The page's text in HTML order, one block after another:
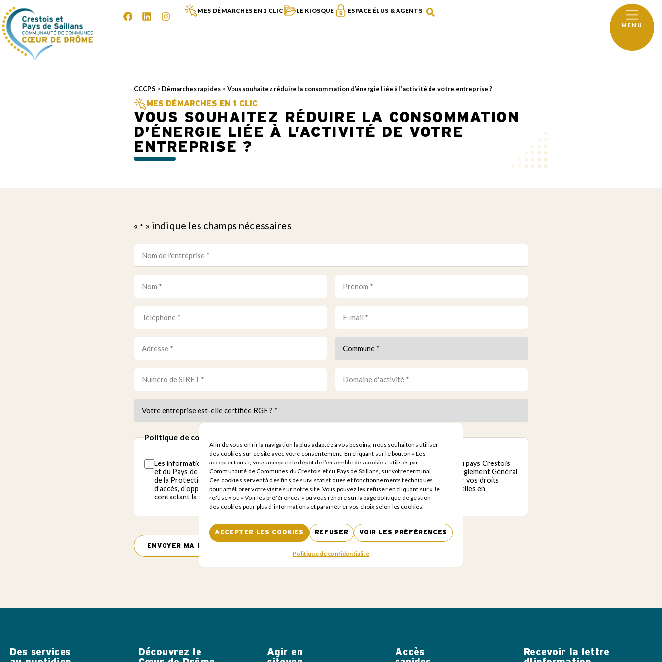
Afin de vous offrir la navigation la plus adaptée à vos besoins, nous souhaitons utiliser
des cookies sur ce site avec votre consentement. En cliquant sur le bouton « Les
accepter tous », vous acceptez le dépôt de l’ensemble des cookies, utilisés par
Communauté de Communes du Crestois et du Pays de Saillans, sur votre terminal.
Ces cookies servent à des fins de suivi statistiques et fonctionnements techniques
pour améliorer votre visite sur notre site. Vous pouvez les refuser en cliquant sur « Je
refuse » ou « Voir les préférences » ou vous rendre sur la page politique de gestion
des cookies pour plus d’informations et paramétrer vos choix selon les cookies.
ACCEPTER LES COOKIES REFUSER VOIR LES PRÉFÉRENCES
Politique de confidentialité
MES DÉMARCHES EN 1 CLIC LE KIOSQUE ESPACE ÉLUS & AGENTS
MENU
CCCPS > Démarches rapides > Vous souhaitez réduire la consommation d’énergie liée à l’activité de votre entreprise ?
MES DÉMARCHES EN 1 CLIC
VOUS SOUHAITEZ RÉDUIRE LA CONSOMMATION
D’ÉNERGIE LIÉE À L’ACTIVITÉ DE VOTRE
ENTREPRISE ?
«* » indique les champs nécessaires
de
** *
*
mail
* *
de
d'activité
entreprise
est-
certifiée
Politique de confidentialité
Les informations saisies dans ce formulaire sont collectées par la Communauté de Communes du pays Crestois
et du Pays de Saillans (CCCPS), afin de pouvoir répondre à votre demande. Conformément au Règlement Général
de la Protection des Données en vigueur depuis le 25 mai 2018, vous pouvez demander à exercer vos droits
d’accès, d’opposition, de modification, de rectification et d’effacement de vos données personnelles en
contactant la CCCPS.Acceptation obligatoire pour l'envoi du formulaire
Des services
Découvrez le
Agir en
Accès
Recevoir la lettre